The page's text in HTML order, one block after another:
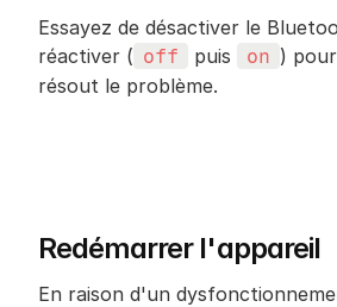
Essayez de désactiver le
réactiver ( off puis on )
résout le problème.
Redémarrer l'appareil
En raison d'un